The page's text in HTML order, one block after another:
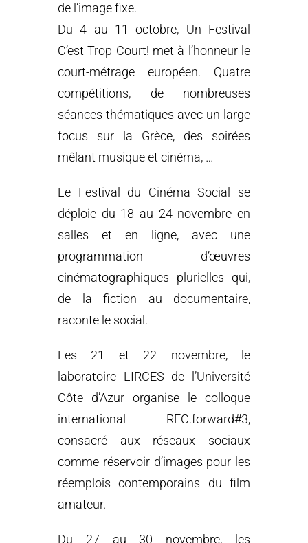
de l’image fixe.
Du 4 au 11 octobre, Un Festival
C’est Trop Court! met à l’honneur le
court-métrage européen. Quatre
compétitions, de nombreuses
séances thématiques avec un large
focus sur la Grèce, des soirées
mêlant musique et cinéma, …
Le Festival du Cinéma Social se
déploie du 18 au 24 novembre en
salles et en ligne, avec une
programmation d’œuvres
cinématographiques plurielles qui,
de la fiction au documentaire,
raconte le social.
Les 21 et 22 novembre, le
laboratoire LIRCES de l’Université
Côte d’Azur organise le colloque
international REC.forward#3,
consacré aux réseaux sociaux
comme réservoir d’images pour les
réemplois contemporains du film
amateur.
Du 27 au 30 novembre, les